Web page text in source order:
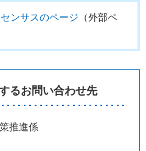
ンサスのページ （外部ペ
るお問い合わせ先
推進係